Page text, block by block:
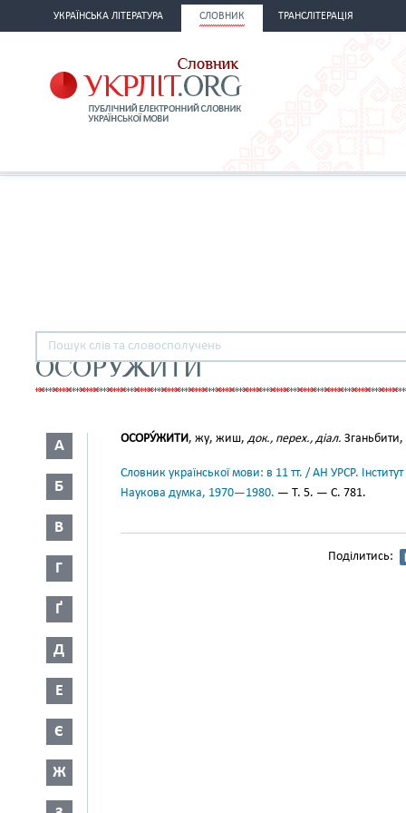
УКРАЇНСЬКА ЛІТЕРАТУРА СЛОВНИК ТРАНСЛІТЕРАЦІЯ
ОСОРУЖИТИ
А
Б
В
Г
Ґ
Д
Е
Є
Ж
ОСОРУ́ЖИТИ, жу, жиш, док., перех., діал.
Словник української мови: в 11 тт. / АН УРСР.
Наукова думка, 1970—1980. — Т. 5. — С. 781.
Поділитись: